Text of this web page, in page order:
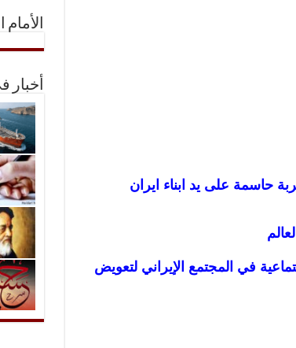
حاسمة على يد ابناء ايران
في المجتمع الإيراني لتعويض
الأمام
أخبار